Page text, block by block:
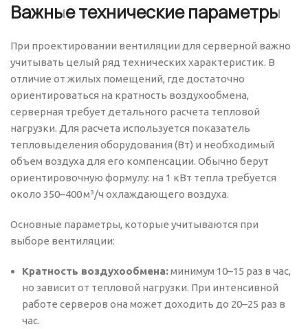
Важные технические параметры
При проектировании вентиляции для серверной важно
учитывать целый ряд технических характеристик. В
отличие от жилых помещений, где достаточно
ориентироваться на кратность воздухообмена,
серверная требует детального расчета тепловой
нагрузки. Для расчета используется показатель
тепловыделения оборудования (Вт) и необходимый
объем воздуха для его компенсации. Обычно берут
ориентировочную формулу: на 1 кВт тепла требуется
около 350–400 м³/ч охлаждающего воздуха.
Основные параметры, которые учитываются при
выборе вентиляции:
Кратность воздухообмена:минимум 10–15 раз в час,
но зависит от тепловой нагрузки. При интенсивной
работе серверов она может доходить до 20–25 раз в
час.